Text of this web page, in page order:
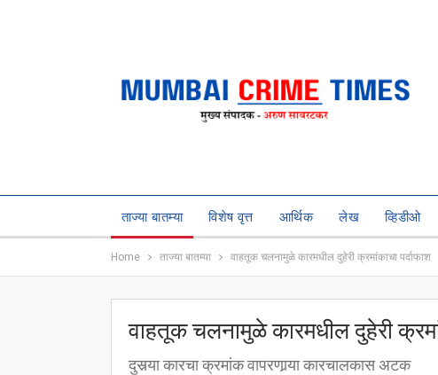
ताज्या बातम्या विशेष वृत्त आर्थिक लेख व्हिडीओ
Home ताज्या बातम्या वाहतूक चलनामुळे कारमधील दुहेरी क्रमांकाचा पर्दाफाश
वाहतूक चलनामुळे कारमधील दुहेरी
दुसर्‍या कारचा क्रमांक वापरणार्‍या कारचालकास अटक